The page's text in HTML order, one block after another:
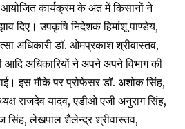
कार्यक्रम के अंत में किसानों ने
दिए। उपकृषि निदेशक हिमांशू पाण्डेय,
अधिकारी डॉ. ओमप्रकाश श्रीवास्तव,
आदि अधिकारियों ने अपने अपने विभाग की
इस मौके पर प्रोफेसर डॉ. अशोक सिंह,
राजदेव यादव, एडीओ एजी अनुराग सिंह,
सिंह, लेखपाल शैलेन्द्र श्रीवास्तव,